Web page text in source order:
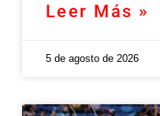
Leer Más »
5 de agosto de 2026